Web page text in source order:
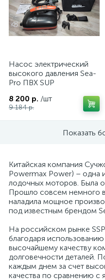
Насос электрический
высокого давления Sea-
Pro ПВХ SUP
8 200 р. /шт
9 184 р.
Показать
Китайская компания
Powermax Power) – одна
лодочных моторов. Была
Прошло совсем немного
наладила мощное
под известным брендом
На российском рынке
благодаря
высочайшему качеству
долговечности деталей.
каждым днем за счет
качества по сравнению